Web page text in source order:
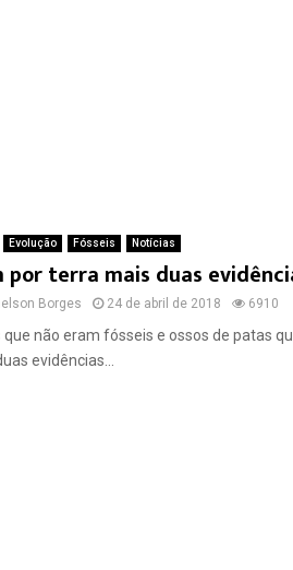
Evolução Fósseis Notícias
por terra mais duas
Borges 24 de abril de 2018 6910
que não eram fósseis e ossos de patas
evidências...